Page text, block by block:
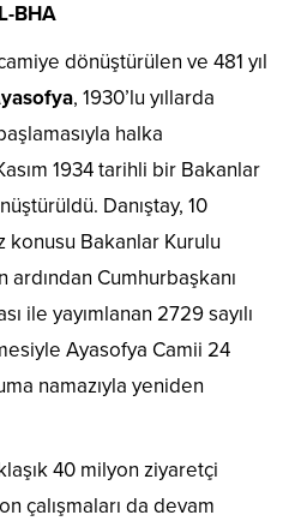
BHA
dönüştürülen ve 481 yıl
, 1930’lu yıllarda
halka
1934 tarihli bir Bakanlar
Danıştay, 10
Bakanlar Kurulu
ardından Cumhurbaşkanı
ile yayımlanan 2729 sayılı
Ayasofya Camii 24
namazıyla yeniden
40 milyon ziyaretçi
çalışmaları da devam